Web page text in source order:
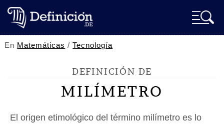
En Matemáticas /Tecnología
DEFINICIÓN DE
MILÍMETRO
El origen etimológico del término milímetro es lo